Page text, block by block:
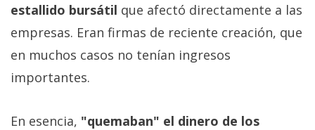
estallido bursátil que afectó directamente a las
empresas. Eran firmas de reciente creación, que
en muchos casos no tenían ingresos
importantes.
En esencia, "quemaban" el dinero de los